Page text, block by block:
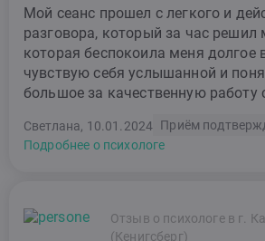
Мой сеанс прошел с легкого и
разговора, который за час
которая беспокоила меня долгое
чувствую себя услышанной и
большое за качественную работу
Светлана, 10.01.2024 Приём
Подробнее о психологе
Отзыв о психологе в г.
(Кенигсберг)